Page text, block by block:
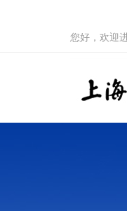
您好，欢迎